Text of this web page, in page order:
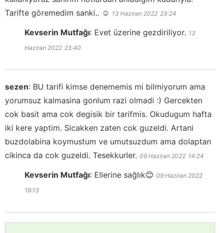
Tarifte göremedim sanki.. ☺️ 13 Haziran 2022 23:24
Kevserin Mutfağı: Evet üzerine gezdiriliyor. 13
Haziran 2022 23:40
sezen: BU tarifi kimse denememis mi bilmiyorum ama
yorumsuz kalmasina gonlum razi olmadi :) Gercekten
cok basit ama cok degisik bir tarifmis. Okudugum hafta
iki kere yaptim. Sicakken zaten cok guzeldi. Artani
buzdolabina koymustum ve umutsuzdum ama dolaptan
cikinca da cok guzeldi. Tesekkurler. 09 Haziran 2022 14:24
Kevserin Mutfağı: Ellerine sağlık😊 09 Haziran 2022
18:13